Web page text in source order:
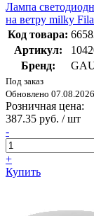
Лампа
на ветру milky
Код товара:
Артикул:
Бренд:
Под заказ
Обновлено 07.08.2026
Розничная цена:
387.35 руб. / шт
-
+
Купить